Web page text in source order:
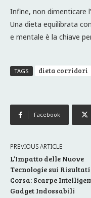
Infine, non dimenticare
Una dieta equilibrata
e mentale è la chiave
TAGS dieta corridori
Facebook
PREVIOUS ARTICLE
L’Impatto delle Nuove
Tecnologie sui
Corsa: Scarpe
Gadget Indossabili